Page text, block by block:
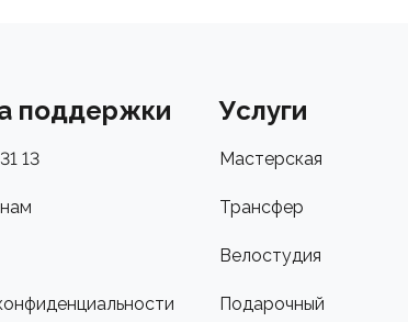
поддержки
13
Услуги
Мастерская
Трансфер
Велостудия
Подарочный